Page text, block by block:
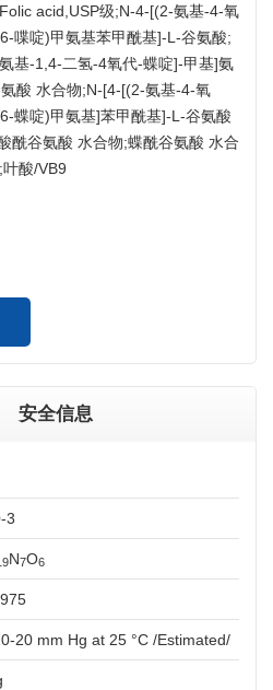
acid,USP级;N-4-[(2-氨基-4-氧
喋啶)甲氨基苯甲酰基]-L-谷氨酸;
基-1,4-二氢-4氧代-蝶啶]-甲基]氨
酸 水合物;N-[4-[(2-氨基-4-氧
蝶啶)甲氨基]苯甲酰基]-L-谷氨酸
酰谷氨酸 水合物;蝶酰谷氨酸 水合
酸/VB9
安全信息
3
N7O6
20 mm Hg at 25 °C /Estimated/